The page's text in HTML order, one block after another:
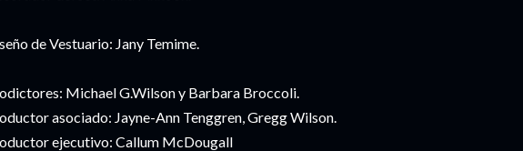
de Vestuario: Jany Temime.
Michael G.Wilson y Barbara Broccoli.
asociado: Jayne-Ann Tenggren, Gregg Wilson.
ejecutivo: Callum McDougall